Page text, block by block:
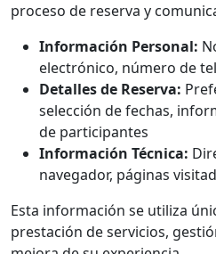
proceso de reserva y
Información Personal:
electrónico, número de
Detalles de Reserva:
selección de fechas,
de participantes
Información Técnica:
navegador, páginas
Esta información se utiliza
prestación de servicios,